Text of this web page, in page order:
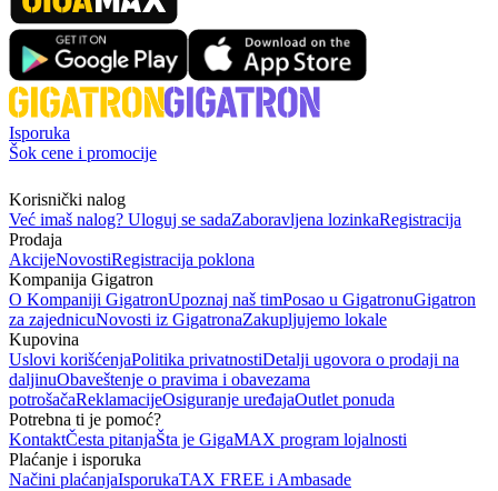
Isporuka
Šok cene i promocije
Korisnički nalog
Već imaš nalog? Uloguj se sadaZaboravljena lozinkaRegistracija
Prodaja
AkcijeNovostiRegistracija poklona
Kompanija Gigatron
O Kompaniji GigatronUpoznaj naš timPosao u GigatronuGigatron
za zajednicuNovosti iz GigatronaZakupljujemo lokale
Kupovina
Uslovi korišćenjaPolitika privatnostiDetalji ugovora o prodaji na
daljinuObaveštenje o pravima i obavezama
potrošačaReklamacijeOsiguranje uređajaOutlet ponuda
Potrebna ti je pomoć?
KontaktČesta pitanjaŠta je GigaMAX program lojalnosti
Plaćanje i isporuka
Načini plaćanjaIsporukaTAX FREE i Ambasade